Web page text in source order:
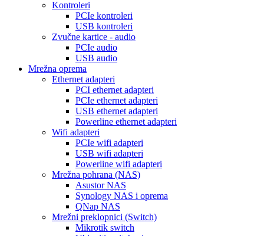
Kontroleri
PCIe kontroleri
USB kontroleri
Zvučne kartice - audio
PCIe audio
USB audio
Mrežna oprema
Ethernet adapteri
PCI ethernet adapteri
PCIe ethernet adapteri
USB ethernet adapteri
Powerline ethernet adapteri
Wifi adapteri
PCIe wifi adapteri
USB wifi adapteri
Powerline wifi adapteri
Mrežna pohrana (NAS)
Asustor NAS
Synology NAS i oprema
QNap NAS
Mrežni preklopnici (Switch)
Mikrotik switch